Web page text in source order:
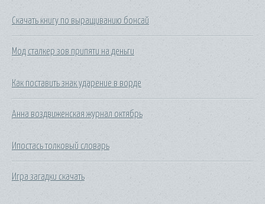
Скачать книгу по выращиванию бонсай
Мод сталкер зов припяти на деньги
Как поставить знак ударение в ворде
Анна воздвиженская журнал октябрь
Ипостась толковый словарь
Игра загадки скачать